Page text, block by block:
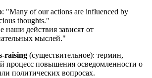
: "Many of our actions are influenced by
thoughts."
наши действия зависят от
мыслей."
raising (существительное): термин,
процесс повышения осведомленности о
политических вопросах.